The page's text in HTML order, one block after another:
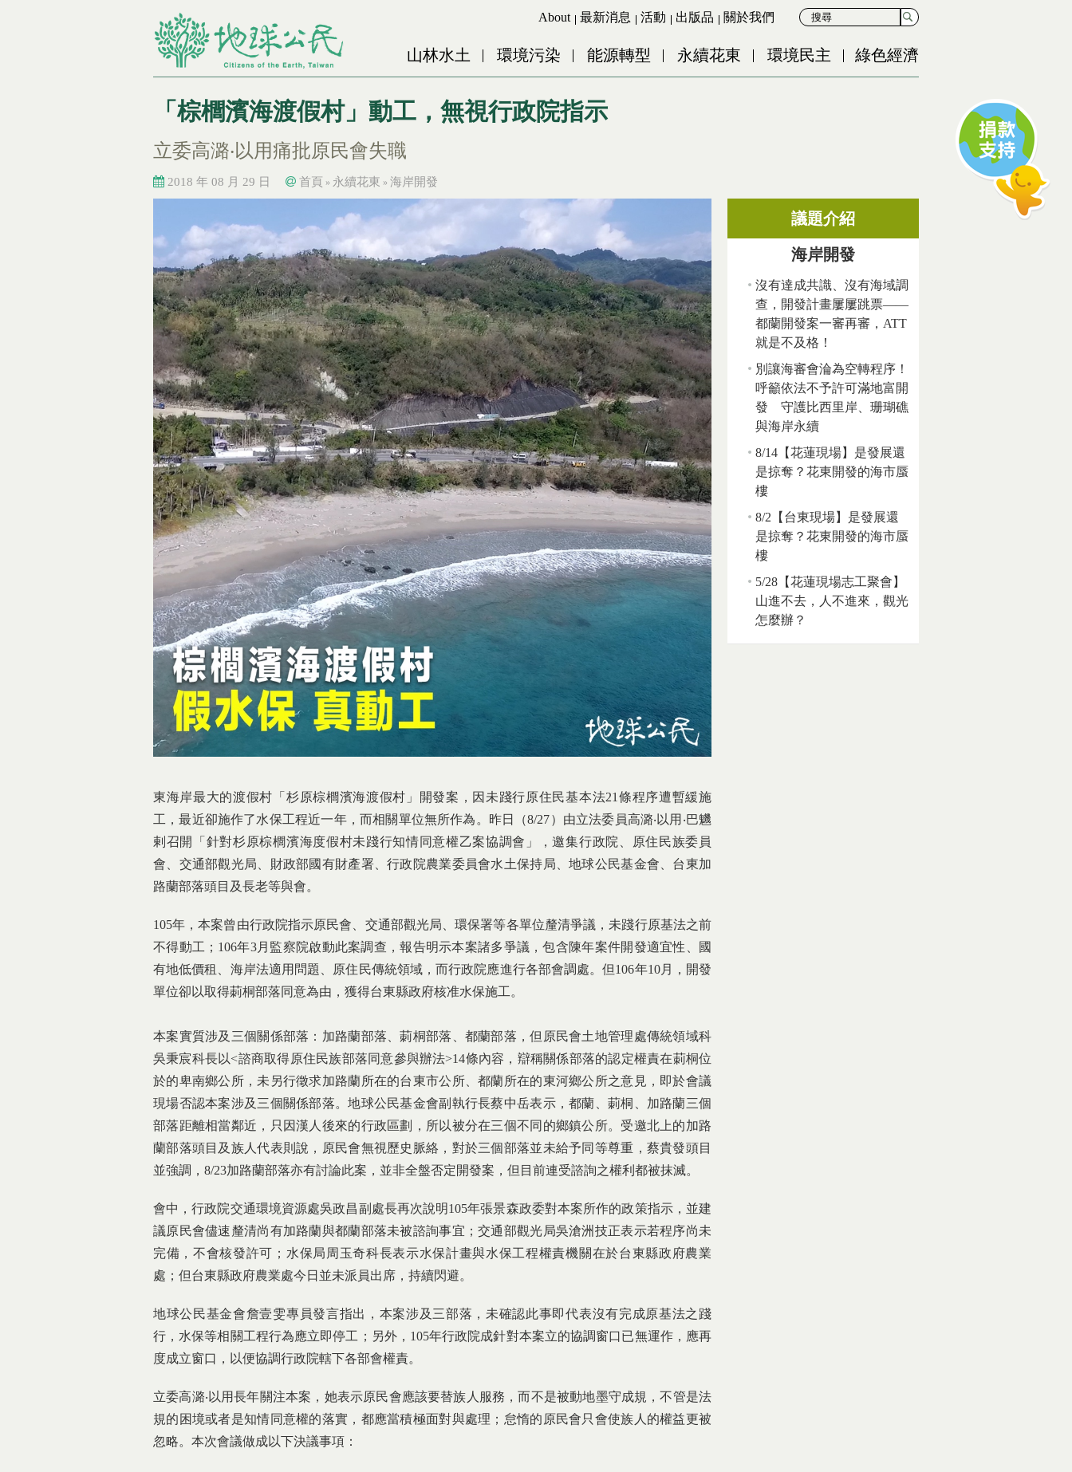
Jump to Navigation
Jump to Main content
About 最新消息 活動 出版品 關於我們
山林水土 環境污染 能源轉型 永續花東 環境民主 綠色經濟
「棕櫚濱海渡假村」動工，無視行政院指示
立委高潞‧以用痛批原民會失職
2018 年 08 月 29 日
您在這裡
首頁 » 永續花東 » 海岸開發
東海岸最大的渡假村「杉原棕櫚濱海渡假村」開發案，因未踐行原住民基本法21條程序遭暫緩施
工，最近卻施作了水保工程近一年，而相關單位無所作為。昨日（8/27）由立法委員高潞‧以用‧巴魕
剌召開「針對杉原棕櫚濱海度假村未踐行知情同意權乙案協調會」，邀集行政院、原住民族委員
會、交通部觀光局、財政部國有財產署、行政院農業委員會水土保持局、地球公民基金會、台東加
路蘭部落頭目及長老等與會。
105年，本案曾由行政院指示原民會、交通部觀光局、環保署等各單位釐清爭議，未踐行原基法之前
不得動工；106年3月監察院啟動此案調查，報告明示本案諸多爭議，包含陳年案件開發適宜性、國
有地低價租、海岸法適用問題、原住民傳統領域，而行政院應進行各部會調處。但106年10月，開發
單位卻以取得莿桐部落同意為由，獲得台東縣政府核准水保施工。
本案實質涉及三個關係部落：加路蘭部落、莿桐部落、都蘭部落，但原民會土地管理處傳統領域科
吳秉宸科長以<諮商取得原住民族部落同意參與辦法>14條內容，辯稱關係部落的認定權責在莿桐位
於的卑南鄉公所，未另行徵求加路蘭所在的台東市公所、都蘭所在的東河鄉公所之意見，即於會議
現場否認本案涉及三個關係部落。地球公民基金會副執行長蔡中岳表示，都蘭、莿桐、加路蘭三個
部落距離相當鄰近，只因漢人後來的行政區劃，所以被分在三個不同的鄉鎮公所。受邀北上的加路
蘭部落頭目及族人代表則說，原民會無視歷史脈絡，對於三個部落並未給予同等尊重，蔡貴發頭目
並強調，8/23加路蘭部落亦有討論此案，並非全盤否定開發案，但目前連受諮詢之權利都被抹滅。
會中，行政院交通環境資源處吳政昌副處長再次說明105年張景森政委對本案所作的政策指示，並建
議原民會儘速釐清尚有加路蘭與都蘭部落未被諮詢事宜；交通部觀光局吳滄洲技正表示若程序尚未
完備，不會核發許可；水保局周玉奇科長表示水保計畫與水保工程權責機關在於台東縣政府農業
處；但台東縣政府農業處今日並未派員出席，持續閃避。
地球公民基金會詹壹雯專員發言指出，本案涉及三部落，未確認此事即代表沒有完成原基法之踐
行，水保等相關工程行為應立即停工；另外，105年行政院成針對本案立的協調窗口已無運作，應再
度成立窗口，以便協調行政院轄下各部會權責。
立委高潞‧以用長年關注本案，她表示原民會應該要替族人服務，而不是被動地墨守成規，不管是法
規的困境或者是知情同意權的落實，都應當積極面對與處理；怠惰的原民會只會使族人的權益更被
忽略。本次會議做成以下決議事項：
議題介紹
海岸開發
沒有達成共識、沒有海域調
查，開發計畫屢屢跳票——
都蘭開發案一審再審，ATT
就是不及格！
別讓海審會淪為空轉程序！
呼籲依法不予許可滿地富開
發 守護比西里岸、珊瑚礁
與海岸永續
8/14【花蓮現場】是發展還
是掠奪？花東開發的海市蜃
樓
8/2【台東現場】是發展還
是掠奪？花東開發的海市蜃
樓
5/28【花蓮現場志工聚會】
山進不去，人不進來，觀光
怎麼辦？